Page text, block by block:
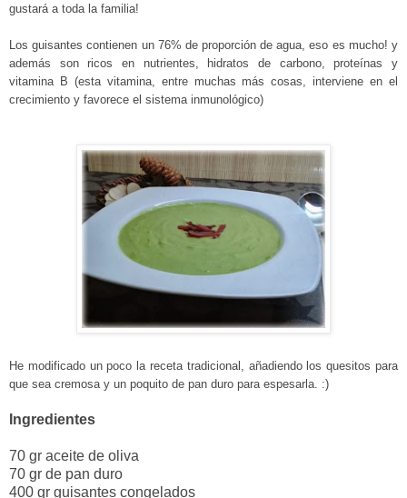
gustará a toda la familia!
Los guisantes contienen un 76% de proporción de agua, eso es mucho! y
además son ricos en nutrientes, hidratos de carbono, proteínas y
vitamina B (esta vitamina, entre muchas más cosas, interviene en el
crecimiento y favorece el sistema inmunológico)
He modificado un poco la receta tradicional, añadiendo los quesitos para
que sea cremosa y un poquito de pan duro para espesarla. :)
Ingredientes
70 gr aceite de oliva
70 gr de pan duro
400 gr guisantes congelados